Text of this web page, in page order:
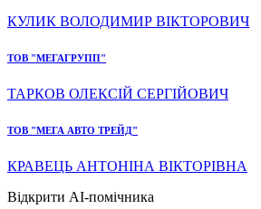
КУЛИК ВОЛОДИМИР ВІКТОРОВИЧ
ТОВ "МЕГАГРУПП"
ТАРКОВ ОЛЕКСІЙ СЕРГІЙОВИЧ
ТОВ "МЕГА АВТО ТРЕЙД"
КРАВЕЦЬ АНТОНІНА ВІКТОРІВНА
Відкрити AI-помічника